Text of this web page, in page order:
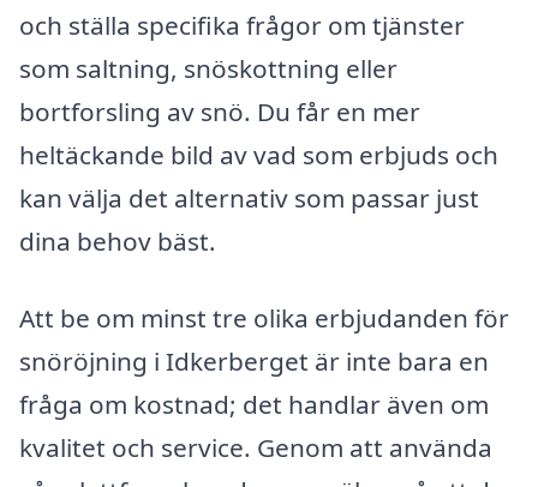
och ställa specifika frågor om tjänster
som saltning, snöskottning eller
bortforsling av snö. Du får en mer
heltäckande bild av vad som erbjuds och
kan välja det alternativ som passar just
dina behov bäst.
Att be om minst tre olika erbjudanden för
snöröjning i Idkerberget är inte bara en
fråga om kostnad; det handlar även om
kvalitet och service. Genom att använda